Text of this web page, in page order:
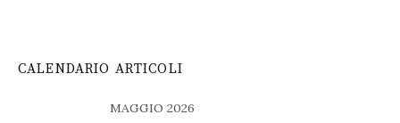
CALENDARIO ARTICOLI
MAGGIO 2026